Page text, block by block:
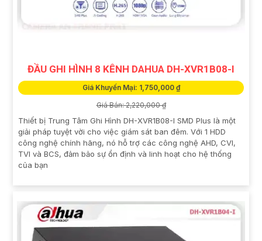
ĐẦU GHI HÌNH 8 KÊNH DAHUA DH-XVR1B08-I
Giá Khuyến Mại: 1,750,000 ₫
Giá Bán: 2,220,000 ₫
Thiết bị Trung Tâm Ghi Hình DH-XVR1B08-I SMD Plus là một
giải pháp tuyệt vời cho việc giám sát ban đêm. Với 1 HDD
công nghệ chính hãng, nó hỗ trợ các công nghệ AHD, CVI,
TVI và BCS, đảm bảo sự ổn định và linh hoạt cho hệ thống
của bạn